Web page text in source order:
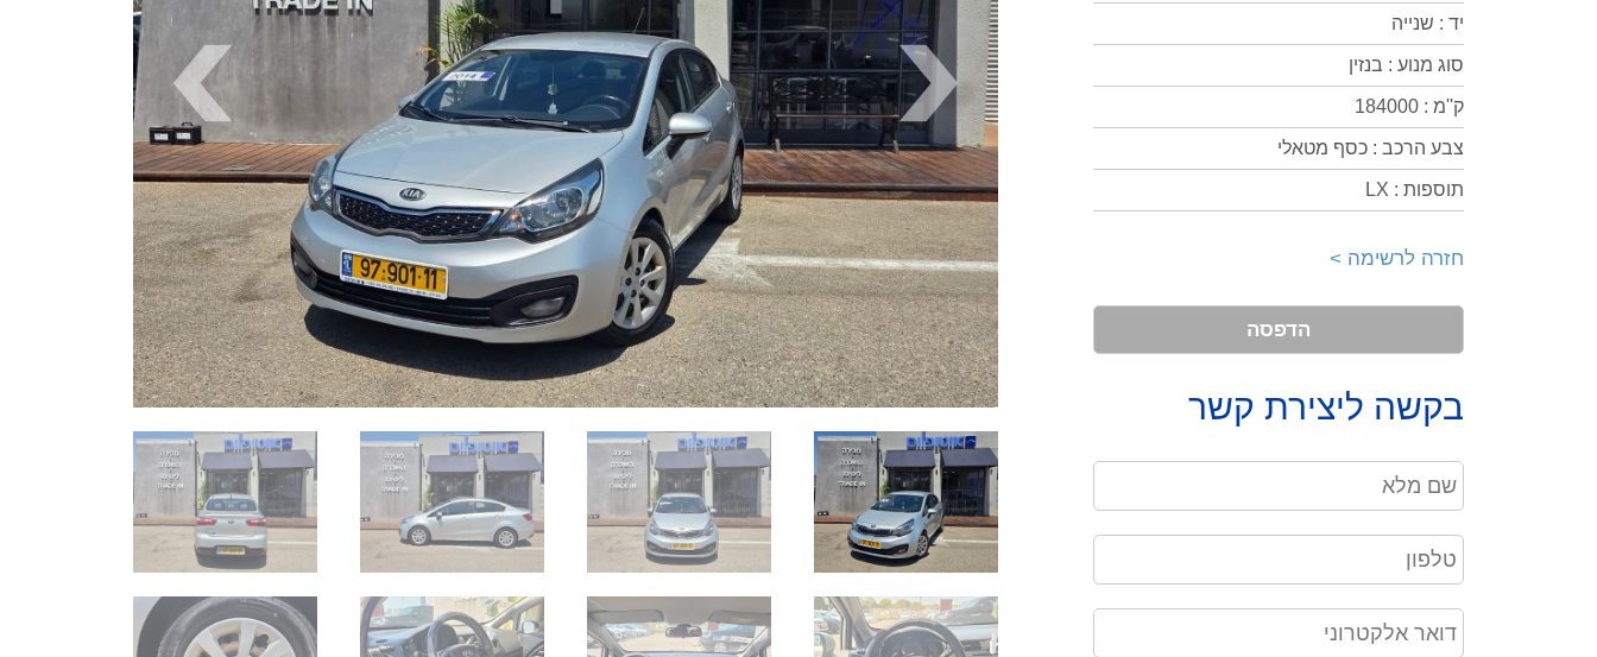
יד : שנייה
סוג מנוע : בנזין
ק''מ : 184000
צבע הרכב : כסף מטאלי
תוספות : LX
חזרה לרשימה >
הדפסה
בקשה ליצירת קשר